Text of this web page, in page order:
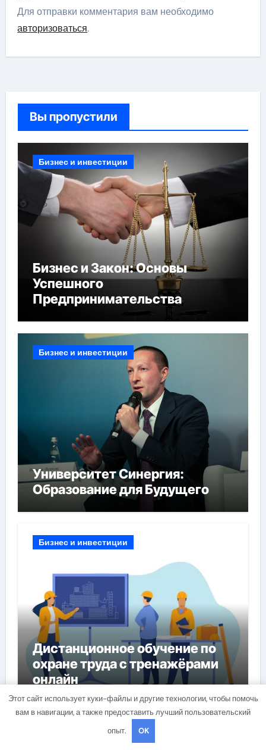
Для отправки комментария вам необходимо
авторизоваться.
Вы пропустили
Бизнес и инвестиции
Бизнес и Закон: Основы
Успешного
Предпринимательства
Бизнес и инвестиции
Университет Синергия:
Образование для Будущего
Бизнес и инвестиции
Дистанционное обучение по
охране труда с тренажёрами
онлайн
Бизнес и инвестиции
Этот сайт использует куки-файлы и другие технологии, чтобы помочь
вам в навигации, а также предоставить лучший пользовательский
опыт.
OK